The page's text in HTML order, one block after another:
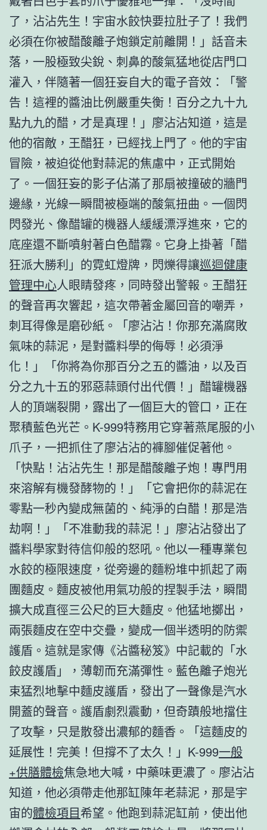
了，沾沾先生！宇宙水餃快要拉肚子了！我們
必須在你被醋酸離子炮鎖定前離開！」話音未
落，一股極致尖銳、刺鼻的酸氣猛地從店門口
灌入，伴隨著一個狂妄自大的電子音效：「警
告！這裡的醬油比例嚴重失衡！百分之九十九
點九九的醋，才是真理！」廖沾沾知道，這是
他的宿敵，王醋狂，已經找上門了。他的宇宙
冒險，被迫從他對蒜泥的焦慮中，正式開始
了。一個狂妄的影子佔滿了那扇被撞破的牆門
邊緣，光線一瞬間被極端的酸氣扭曲。一個閃
閃發光、像醋罐的機器人緩緩漂浮進來，它的
底座還不斷噴射著白色醋霧。它身上掛著「醋
狂派大勝利」的霓虹燈牌，閃爍得讓巡迴健康
管理中心人眼睛發疼，同時發出警報。王醋狂
的聲音再次響起，這次帶著金屬回音的嘲弄，
刺耳得像是磨砂紙。「廖沾沾！你那充滿腐敗
氣味的蒜泥，是對醬料學的侮辱！必須淨
化！」「你將為你那百分之五的醬油，以及百
分之九十五的邪惡蒜頭付出代價！」醋罐機器
人的頂端裂開，露出了一個巨大的管口，正在
聚積藍色光芒。K-999特務用它穿著燕尾服的小
爪子，一把抓住了廖沾沾的褲腳催促著他。
「快點！沾沾先生！那是醋酸離子炮！專門用
來溶解有機發酵物的！」「它會把你的蒜泥在
零點一秒內變成無菌的、純淨的白醋！那是浩
劫啊！」「不准動我的蒜泥！」廖沾沾發出了
醬料學家對待信仰般的怒吼。他以一種專業包
水餃的極限速度，從旁邊的麵粉堆中抓起了兩
團麵皮。麵皮被他用氣功般的捏製手法，瞬間
擴大成直徑三公尺的巨大麵皮。他猛地擲出，
兩張麵皮在空中交疊，變成一個半透明的防禦
護盾。這就是家傳《沾醬秘笈》中記載的「水
餃皮護盾」，薄韌而充滿彈性。藍色離子炮光
束猛烈地擊中麵皮護盾，發出了一聲像是汽水
開蓋的聲音。護盾劇烈震動，但奇蹟般地擋住
了攻擊，只是散發出濃郁的麵香。「這麵皮的
延展性！完美！但撐不了太久！」K-999一般
+供膳體檢焦急地大喊，中藥味更濃了。廖沾沾
知道，他必須帶走他那缸陳年老蒜泥，那是宇
宙的體檢項目希望。他跑到蒜泥缸前，使出他